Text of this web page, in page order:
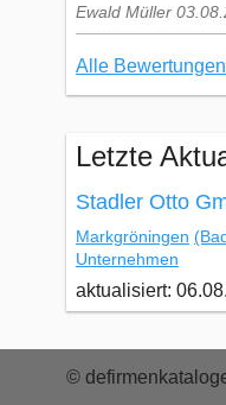
Ewald Müller
Alle
Letzte
Stadler Otto
Markgröningen
Unternehmen
aktualisiert:
©